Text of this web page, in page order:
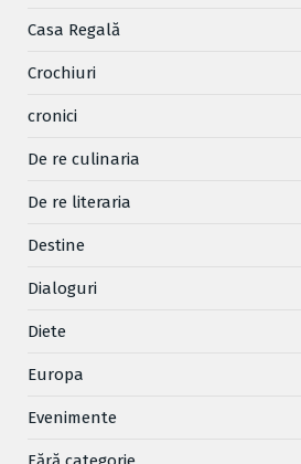
Casa Regală
Crochiuri
cronici
De re culinaria
De re literaria
Destine
Dialoguri
Diete
Europa
Evenimente